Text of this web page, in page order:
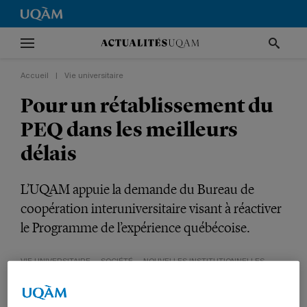
Accueil Vie universitaire
Pour un rétablissement du
PEQ dans les meilleurs
délais
L’UQAM appuie la demande du Bureau de
coopération interuniversitaire visant à réactiver
le Programme de l’expérience québécoise.
VIE UNIVERSITAIRE SOCIÉTÉ
NOUVELLES INSTITUTIONNELLES